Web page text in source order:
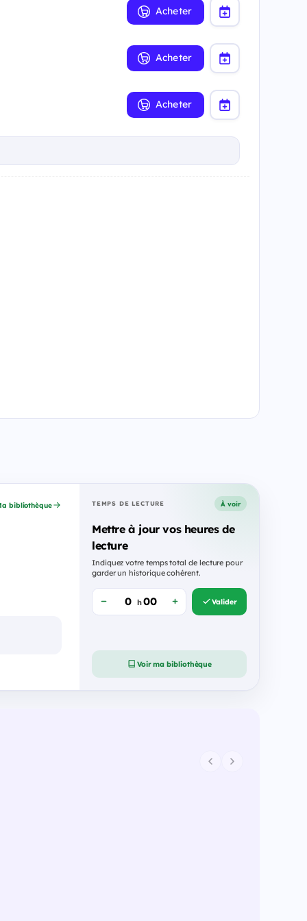
Acheter
Acheter
Acheter
bibliothèque TEMPS DE LECTURE À voir
Mettre à jour vos heures de
lecture
Indiquez votre temps total de lecture pour
garder un historique cohérent.
h Valider
Voir ma bibliothèque